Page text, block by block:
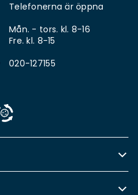
Telefonerna är öppna
Mån. - tors. kl. 8-16
Fre. kl. 8-15
020-127155